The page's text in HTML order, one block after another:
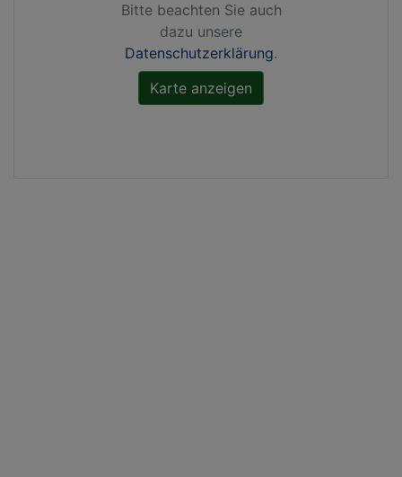
Bitte beachten Sie auch
dazu unsere
Datenschutzerklärung.